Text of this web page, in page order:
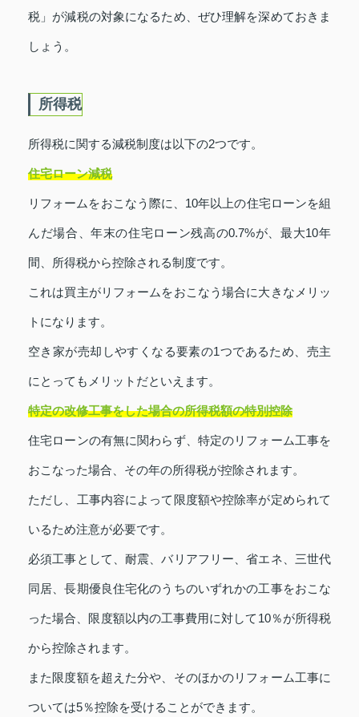
税」が減税の対象になるため、ぜひ理解を深めておきま
しょう。
所得税
所得税に関する減税制度は以下の2つです。
住宅ローン減税
リフォームをおこなう際に、10年以上の住宅ローンを組
んだ場合、年末の住宅ローン残高の0.7%が、最大10年
間、所得税から控除される制度です。
これは買主がリフォームをおこなう場合に大きなメリッ
トになります。
空き家が売却しやすくなる要素の1つであるため、売主
にとってもメリットだといえます。
特定の改修工事をした場合の所得税額の特別控除
住宅ローンの有無に関わらず、特定のリフォーム工事を
おこなった場合、その年の所得税が控除されます。
ただし、工事内容によって限度額や控除率が定められて
いるため注意が必要です。
必須工事として、耐震、バリアフリー、省エネ、三世代
同居、長期優良住宅化のうちのいずれかの工事をおこな
った場合、限度額以内の工事費用に対して10％が所得税
から控除されます。
また限度額を超えた分や、そのほかのリフォーム工事に
ついては5％控除を受けることができます。